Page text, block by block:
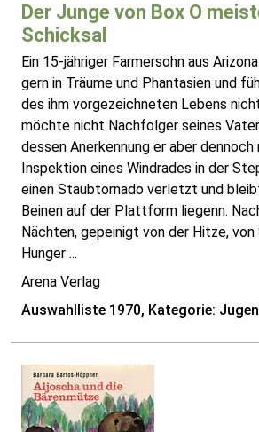
Der Junge von Box O
Schicksal
Ein 15-jähriger Farmersohn aus
gern in Träume und Phantasien und
des ihm vorgezeichneten Lebens
möchte nicht Nachfolger seines
dessen Anerkennung er aber dennoch
Inspektion eines Windrades in der
einen Staubtornado verletzt und
Beinen auf der Plattform liegenn.
Nächten, gepeinigt von der Hitze, von
Hunger ...
Arena Verlag
Auswahlliste 1970, Kategorie: